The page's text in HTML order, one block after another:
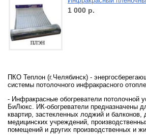
1 000 р.
ПКО Теплон (г.Челябинск) -
системы потолочного инфракрасного
- Инфракрасные обогреватели потолочной
БиЛюкс. ИК-обогреватели предназначены
квартир, застекленных лоджий и балконов,
медицинских учреждений,
помещений и других производственных и